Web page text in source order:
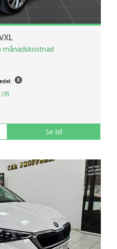
månadskostnad
Se bil